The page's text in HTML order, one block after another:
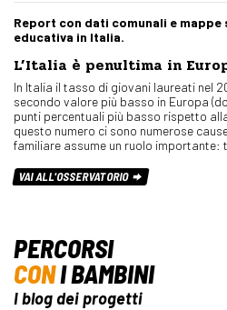
Report con dati comunali e
educativa in Italia.
L’Italia è penultima in
In Italia il tasso di giovani laureati nel
secondo valore più basso in Europa
punti percentuali più basso rispetto
questo numero ci sono numerose
familiare assume un ruolo importante:
VAI ALL'OSSERVATORIO
PERCORSI
CONI BAMBINI
I blog dei progetti